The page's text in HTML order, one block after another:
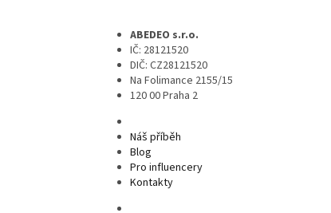
ABEDEO s.r.o.
IČ: 28121520
DIČ: CZ28121520
Na Folimance 2155/15
120 00 Praha 2
Náš příběh
Blog
Pro influencery
Kontakty